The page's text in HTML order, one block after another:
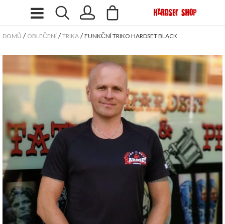
DOMŮ / OBLEČENÍ /TRIKA /FUNKČNÍ TRIKO HARDSET BLACK